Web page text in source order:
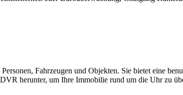
Fahrzeugen und Objekten. Sie bietet eine
herunter, um Ihre Immobilie rund um die Uhr zu